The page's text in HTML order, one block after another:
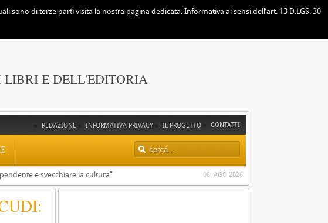
E DELL'EDITORIA
CONTATTI
IL PROGETTO
INFORMATIVA PRIVACY
REDAZIONE
08. AGO 2026
e svecchiare la cultura”
di terze parti visita la nostra pagina dedicata. Informativa ai sensi dell’art. 13 D.LGS. 30